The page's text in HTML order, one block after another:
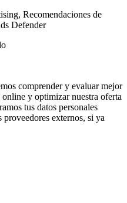
Recomendaciones de
Defender
comprender y evaluar mejor
y optimizar nuestra oferta
tus datos personales
externos, si ya